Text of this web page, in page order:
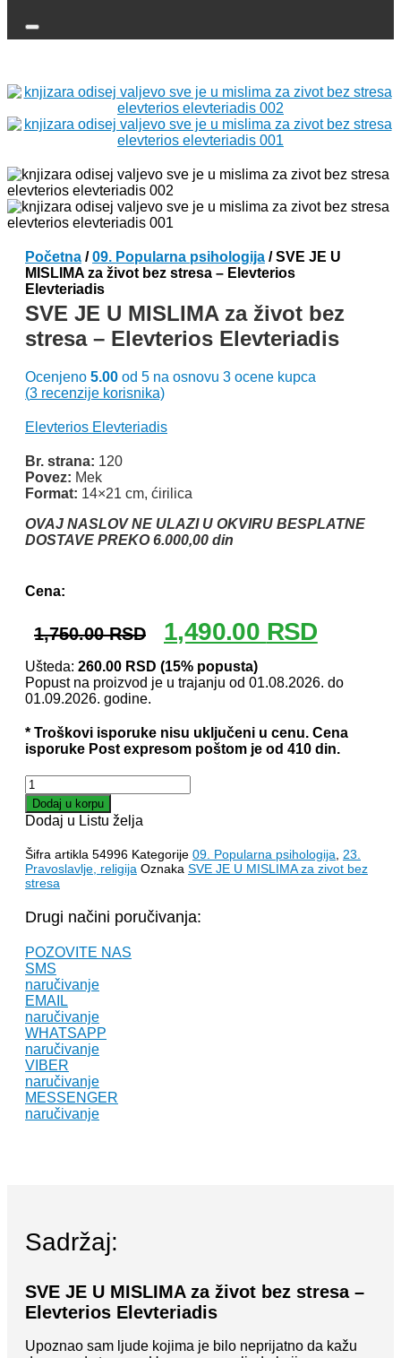
Početna /09. Popularna psihologija / SVE JE U
MISLIMA za život bez stresa – Elevterios
Elevteriadis
SVE JE U MISLIMA za život bez
stresa – Elevterios Elevteriadis
Ocenjeno 5.00 od 5 na osnovu 3 ocene kupca
(3 recenzije korisnika)
Elevterios Elevteriadis
Br. strana: 120
Povez: Mek
Format: 14×21 cm, ćirilica
OVAJ NASLOV NE ULAZI U OKVIRU BESPLATNE
DOSTAVE PREKO 6.000,00 din
Cena:
1,750.00RSD
Originalna
cena
je
bila:
1,490.00 RSDTrenutna
cena
1,490.00
Ušteda: 260.00 RSD (15% popusta)
Popust na proizvod je u trajanju od 01.08.2026. do
01.09.2026. godine.
* Troškovi isporuke nisu uključeni u cenu. Cena
isporuke Post expresom poštom je od 410 din.
SVE
JE
U
MISLIMA
za
život
bez
–
Elevterios
Elevteriadis
količina
Dodaj u korpu
Dodaj u Listu želja
Šifra artikla 54996 Kategorije 09. Popularna psihologija
23.
Pravoslavlje, religija Oznaka SVE JE U MISLIMA za zivot bez
stresa
Drugi načini poručivanja:
POZOVITE NAS
SMS
naručivanje
EMAIL
naručivanje
WHATSAPP
naručivanje
VIBER
naručivanje
MESSENGER
naručivanje
Sadržaj:
SVE JE U MISLIMA za život bez stresa –
Elevterios Elevteriadis
Upoznao sam ljude kojima je bilo neprijatno da kažu